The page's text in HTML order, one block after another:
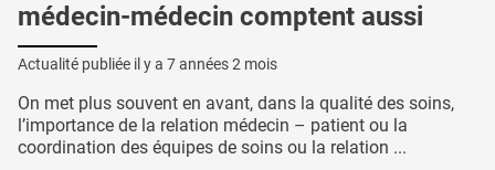
médecin-médecin comptent aussi
Actualité publiée il y a 7 années 2 mois
On met plus souvent en avant, dans la qualité des soins,
l’importance de la relation médecin – patient ou la
coordination des équipes de soins ou la relation ...